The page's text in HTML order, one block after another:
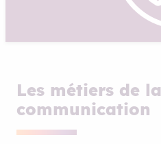
Les métiers de la
communication